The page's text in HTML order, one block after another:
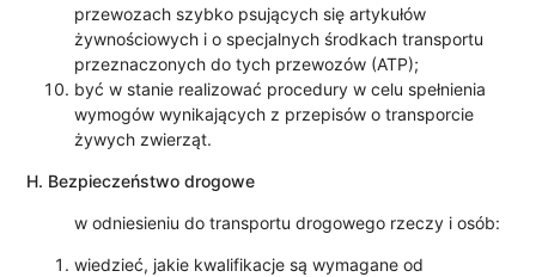
przewozach szybko psujących się artykułów
żywnościowych i o specjalnych środkach transportu
przeznaczonych do tych przewozów (ATP);
być w stanie realizować procedury w celu spełnienia
wymogów wynikających z przepisów o transporcie
żywych zwierząt.
H. Bezpieczeństwo drogowe
w odniesieniu do transportu drogowego rzeczy i osób:
wiedzieć, jakie kwalifikacje są wymagane od